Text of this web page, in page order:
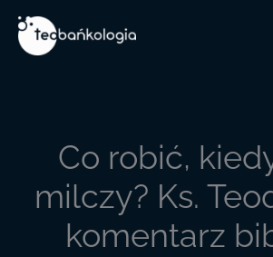
do
treści
Co robić,
milczy? Ks.
komentarz